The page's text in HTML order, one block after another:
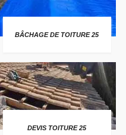
BÂCHAGE DE TOITURE 25
DEVIS TOITURE 25